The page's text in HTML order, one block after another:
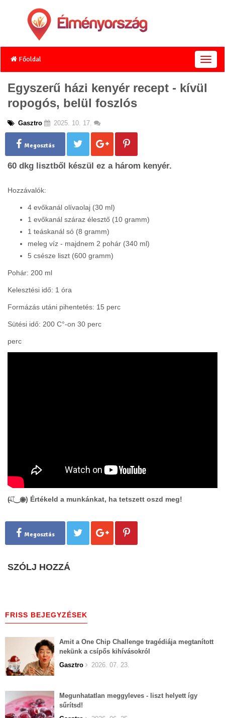
Főoldal
T
o
g
Egyszerű házi kenyér recept - kívül
ropogós, belül foszlós
Gasztro 2025. 10. 17.
Megosztás
60 dkg lisztből készül ez a három kenyér.
Hozzávalók:
4 evőkanál olívaolaj (30 ml)
1 evőkanál száraz élesztő (10 gramm)
1 teáskanál só (8 gramm)
meleg víz - majdnem 2 pohár (340 ml)
5 csésze liszt (600 gramm)
Pohár: 200 ml
Kelesztési idő: 1 óra
Formázás utáni pihentetés: 15 perc
Sütési idő: 200 C°-on 30 perc
perc
(̶◉͛‿◉̶) Értékeld a munkánkat, ha tetszett oszd meg!
Megosztás
SZÓLJ HOZZÁ
FRISS BEJEGYZÉSEK
Amit a One Chip Challenge tragédiája megtanított
nekünk a csípős kihívásokról
Gasztro
2026. 07. 23.
Megunhatatlan meggyleves - liszt helyett így
sűrítsd!